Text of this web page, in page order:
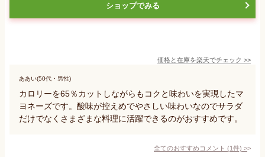
ショップでみる
価格と在庫を楽天でチェック >>
ああい(50代・男性)
カロリーを65％カットしながらもコクと味わいを実現したマ
ヨネーズです。酸味が控えめでやさしい味わいなのでサラダ
だけでなくさまざまな料理に活躍できるのがおすすめです。
全てのおすすめコメント (1件) >